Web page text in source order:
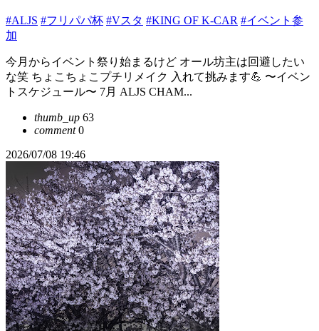
#ALJS #フリパパ杯 #Vスタ #KING OF K-CAR #イベント参
加
今月からイベント祭り始まるけど オール坊主は回避したい
な笑 ちょこちょこプチリメイク 入れて挑みます💪 〜イベン
トスケジュール〜 7月 ALJS CHAM...
thumb_up 63
comment0
2026/07/08 19:46